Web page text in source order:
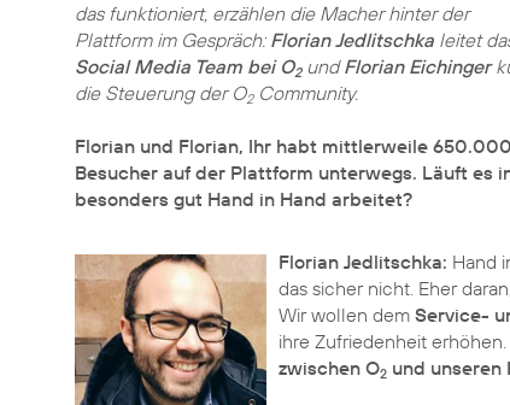
das funktioniert, erzählen die Macher hinter der
Plattform im Gespräch: Florian Jedlitschka leitet
Social Media Team bei O2undFlorian Eichinger
die Steuerung der O2Community.
Florian und Florian, Ihr habt mittlerweile
Besucher auf der Plattform unterwegs. Läuft es
besonders gut Hand in Hand arbeitet?
Florian Jedlitschka: Hand
das sicher nicht. Eher
Wir wollen dem Service-
ihre Zufriedenheit
zwischen O2und unseren